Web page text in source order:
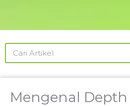
content
Search
Mengenal Depth